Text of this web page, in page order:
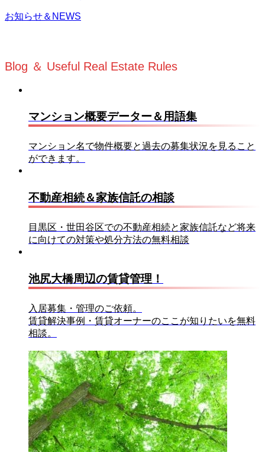
お知らせ＆NEWS
Blog ＆ Useful Real Estate Rules
マンション概要データー＆用語集
マンション名で物件概要と過去の募集状況を見ること
ができます。
不動産相続＆家族信託の相談
目黒区・世田谷区での不動産相続と家族信託など将来
に向けての対策や処分方法の無料相談
池尻大橋周辺の賃貸管理！
入居募集・管理のご依頼。
賃貸解決事例・賃貸オーナーのここが知りたいを無料
相談。